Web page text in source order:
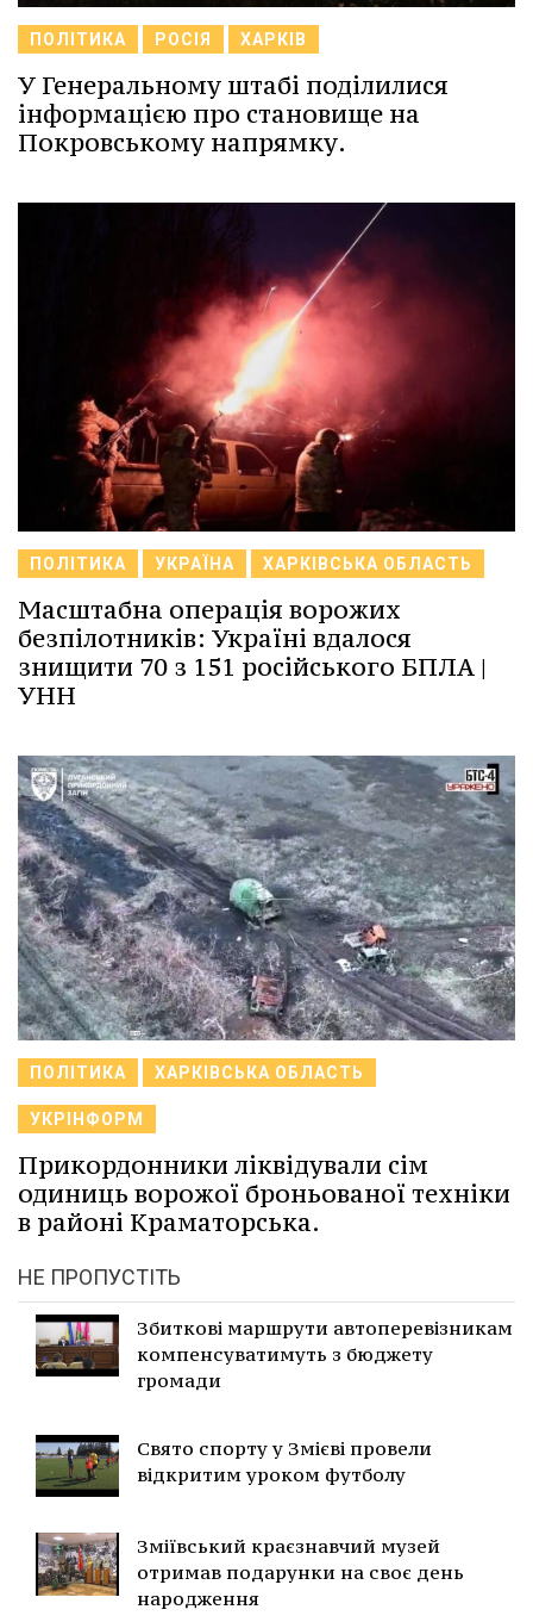
ПОЛІТИКА РОСІЯ ХАРКІВ
У Генеральному штабі поділилися
інформацією про становище на
Покровському напрямку.
ПОЛІТИКА УКРАЇНА ХАРКІВСЬКА ОБЛАСТЬ
Масштабна операція ворожих
безпілотників: Україні вдалося
знищити 70 з 151 російського БПЛА |
УНН
ПОЛІТИКА ХАРКІВСЬКА ОБЛАСТЬ
УКРІНФОРМ
Прикордонники ліквідували сім
одиниць ворожої броньованої техніки
в районі Краматорська.
НЕ ПРОПУСТІТЬ
Збиткові маршрути автоперевізникам
компенсуватимуть з бюджету
громади
Свято спорту у Змієві провели
відкритим уроком футболу
Зміївський краєзнавчий музей
отримав подарунки на своє день
народження